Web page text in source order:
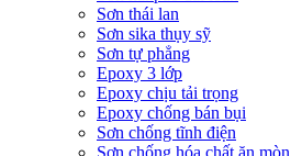
Sơn thái lan
Sơn sika thụy sỹ
Sơn tự phẳng
Epoxy 3 lớp
Epoxy chịu tải trọng
Epoxy chống bán bụi
Sơn chống tĩnh điện
Sơn chống hóa chất ăn mòn